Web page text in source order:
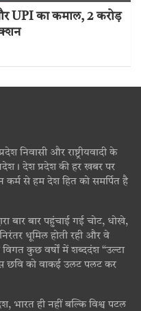
UPI का कमाल, 2 करोड़
निवासी और राष्ट्रीयवादी के
देश प्रदेश की हर खबर पर
से हम देश हित को समर्पित है
बार बार पहुंचाई गई चोट, धोखे,
धूमिल होती रही और वे
कुछ वर्षों में शब्ददंश “उल्टा
छवि को वाकई उलट पलट कर
भारत ही नहीं बल्कि विश्व पटल